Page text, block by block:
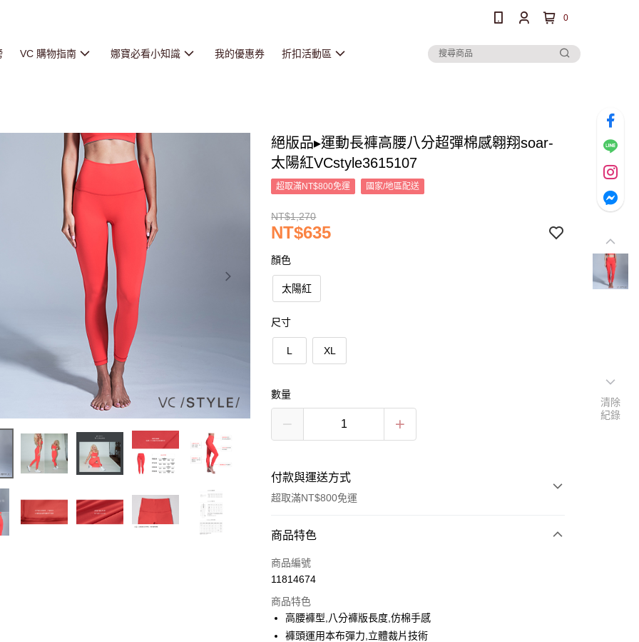
0
VC 購物指南 娜寶必看小知識 我的優惠券 折扣活動區
絕版品▸運動長褲高腰八分超彈棉感翱翔soar-
太陽紅VCstyle3615107
超取滿NT$800免運 國家/地區配送
NT$1,270
NT$635
顏色
太陽紅
尺寸
L XL
數量
付款與運送方式
超取滿NT$800免運
付款方式
信用卡一次付款
3 期 0 利率 每期 NT$211
合作金庫商業銀行
6 期 0 利率 每期 NT$105
商品特色
商品編號
11814674
商品特色
高腰褲型,八分褲版長度,仿棉手感
褲頭運用本布彈力,立體裁片技術
清除
紀錄